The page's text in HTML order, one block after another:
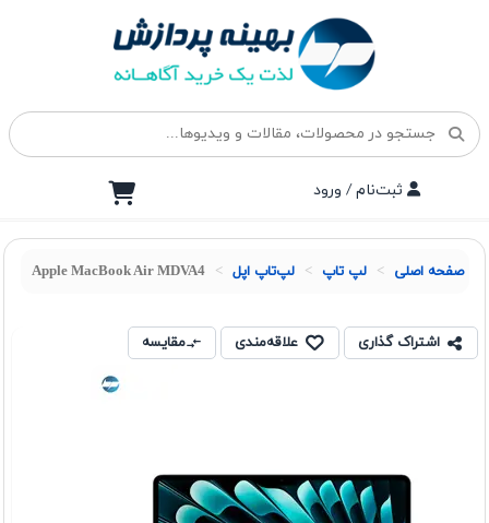
ثبت‌نام / ورود
صفحه اصلی لپ تاپ لپ‌تاپ اپل Apple MacBook Air MDVA4
اشتراک گذاری علاقه‌مندی مقایسه